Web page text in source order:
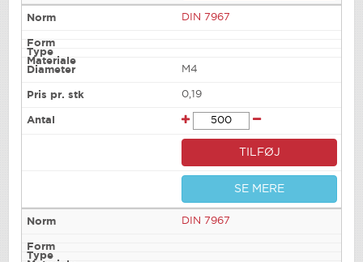
DIN 7967
M4
0,19
TILFØJ
SE MERE
DIN 7967